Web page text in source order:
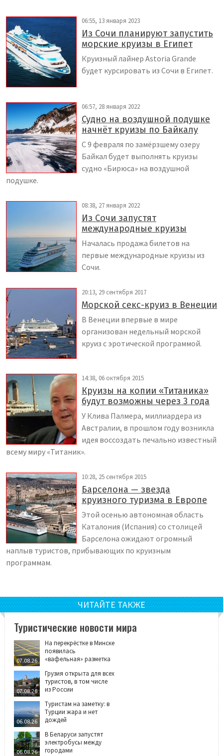
06:55, 13 января 2023
Из Сочи планируют запустить
морские круизы в Египет
Круизный лайнер Astoria Grande
будет курсировать из Сочи в Египет.
06:57, 28 января 2022
Судно на воздушной подушке
начнёт круизы по Байкалу
С 9 февраля по замёрзшему озеру
Байкал будет выполнять круизы
судно «Бирюса» на воздушной
подушке.
08:38, 27 января 2022
Из Сочи запустят
международные круизы
Началась продажа билетов на
первые международные круизы из
Сочи.
20:13, 29 сентября 2017
Морской секс-круиз в Венеции
В Венеции впервые в мире
организован недельный морской
круиз с эротической программой.
14:38, 06 октября 2015
Круизы на копии «Титаника»
будут возможны через 3 года
У Клива Палмера, миллиардера из
Австралии, в прошлом году возникла
идея воссоздать печально известный
всему миру «Титаник».
10:28, 25 сентября 2015
Барселона — звезда
круизного туризма в Европе
Этой осенью автономная область
Каталония (Испания) со столицей
Барселона ожидают огромный
наплыв туристов, прибывающих по круизным
программам.
ЧИТАЙТЕ ТАКЖЕ
Туристические новости мира
07.08.26
На перекрёстке в Минске
появилась
«вафельная» разметка
07.08.26
Грузия открыта для всех
туристов, в том числе
из России
06.08.26
Туристам на заметку: в
Турции жара и нет
дождей
06.08.26
В Беларуси запустят
электробусы между
городами